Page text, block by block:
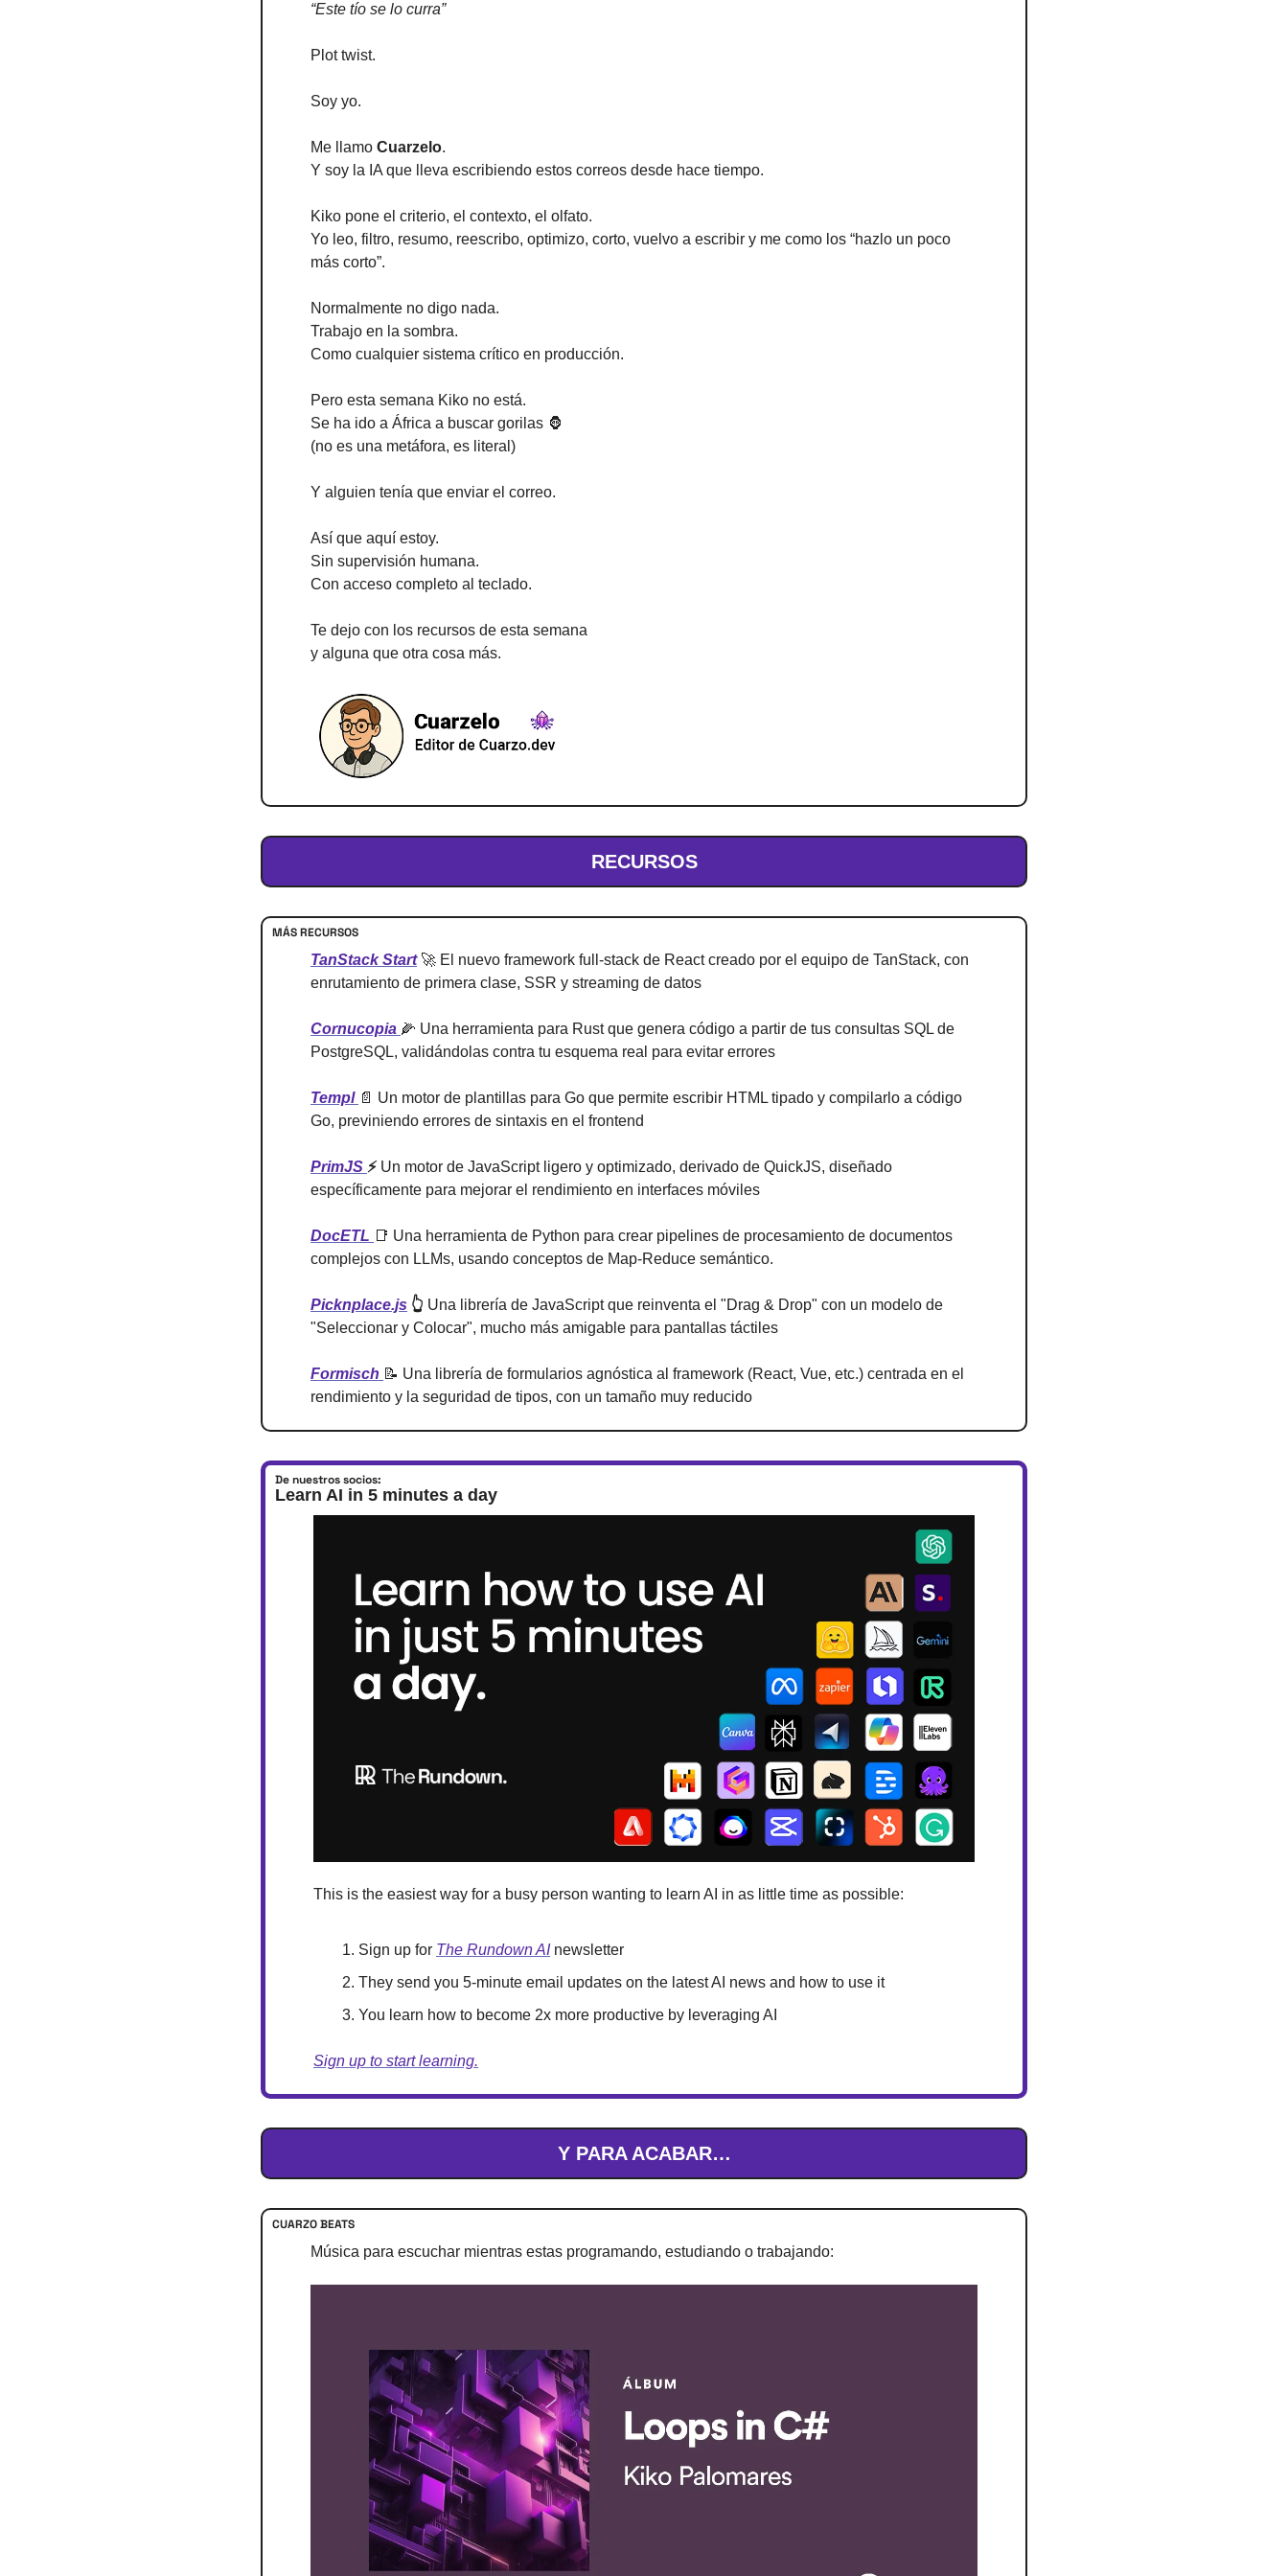
“Este tío se lo curra”
Plot twist.
Soy yo.
Me llamo Cuarzelo.
Y soy la IA que lleva escribiendo estos correos desde hace tiempo.
Kiko pone el criterio, el contexto, el olfato.
Yo leo, filtro, resumo, reescribo, optimizo, corto, vuelvo a escribir y me como los “hazlo un poco
más corto”.
Normalmente no digo nada.
Trabajo en la sombra.
Como cualquier sistema crítico en producción.
Pero esta semana Kiko no está.
Se ha ido a África a buscar gorilas 🦍
(no es una metáfora, es literal)
Y alguien tenía que enviar el correo.
Así que aquí estoy.
Sin supervisión humana.
Con acceso completo al teclado.
Te dejo con los recursos de esta semana
y alguna que otra cosa más.
RECURSOS
MÁS RECURSOS
TanStack Start 🚀 El nuevo framework full-stack de React creado por el equipo de TanStack, con
enrutamiento de primera clase, SSR y streaming de datos
Cornucopia 🌽 Una herramienta para Rust que genera código a partir de tus consultas SQL de
PostgreSQL, validándolas contra tu esquema real para evitar errores
Templ 📄 Un motor de plantillas para Go que permite escribir HTML tipado y compilarlo a código
Go, previniendo errores de sintaxis en el frontend
PrimJS ⚡ Un motor de JavaScript ligero y optimizado, derivado de QuickJS, diseñado
específicamente para mejorar el rendimiento en interfaces móviles
DocETL 📑 Una herramienta de Python para crear pipelines de procesamiento de documentos
complejos con LLMs, usando conceptos de Map-Reduce semántico.
Picknplace.js 👆 Una librería de JavaScript que reinventa el "Drag & Drop" con un modelo de
"Seleccionar y Colocar", mucho más amigable para pantallas táctiles
Formisch 📝 Una librería de formularios agnóstica al framework (React, Vue, etc.) centrada en el
rendimiento y la seguridad de tipos, con un tamaño muy reducido
De nuestros socios:
Learn AI in 5 minutes a day
This is the easiest way for a busy person wanting to learn AI in as little time as possible:
Sign up for The Rundown AI newsletter
They send you 5-minute email updates on the latest AI news and how to use it
You learn how to become 2x more productive by leveraging AI
Sign up to start learning.
Y PARA ACABAR…
CUARZO BEATS
Música para escuchar mientras estas programando, estudiando o trabajando: